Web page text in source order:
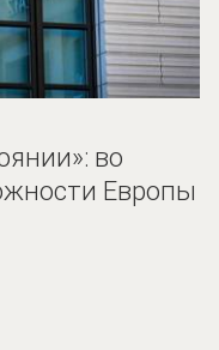
во
Европы